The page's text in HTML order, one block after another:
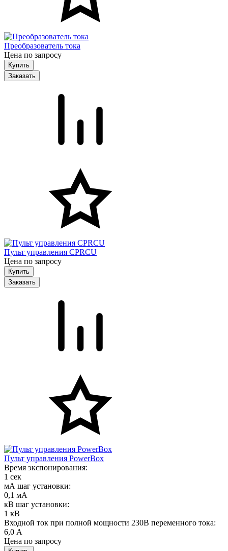
Преобразователь тока
Цена по запросу
Заказать
Пульт управления CPRCU
Цена по запросу
Заказать
Пульт управления PowerBox
Время экспонирования:
1 сек
мА шаг установки:
0,1 мА
кВ шаг установки:
1 кВ
Входной ток при полной мощности 230В переменного тока:
6,0 А
Цена по запросу